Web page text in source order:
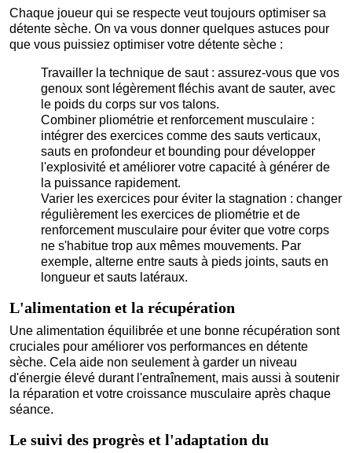
Chaque joueur qui se respecte veut toujours optimiser sa
détente sèche. On va vous donner quelques astuces pour
que vous puissiez optimiser votre détente sèche :
Travailler la technique de saut : assurez-vous que vos
genoux sont légèrement fléchis avant de sauter, avec
le poids du corps sur vos talons.
Combiner pliométrie et renforcement musculaire :
intégrer des exercices comme des sauts verticaux,
sauts en profondeur et bounding pour développer
l'explosivité et améliorer votre capacité à générer de
la puissance rapidement.
Varier les exercices pour éviter la stagnation : changer
régulièrement les exercices de pliométrie et de
renforcement musculaire pour éviter que votre corps
ne s'habitue trop aux mêmes mouvements. Par
exemple, alterne entre sauts à pieds joints, sauts en
longueur et sauts latéraux.
L'alimentation et la récupération
Une alimentation équilibrée et une bonne récupération sont
cruciales pour améliorer vos performances en détente
sèche. Cela aide non seulement à garder un niveau
d'énergie élevé durant l'entraînement, mais aussi à soutenir
la réparation et votre croissance musculaire après chaque
séance.
Le suivi des progrès et l'adaptation du